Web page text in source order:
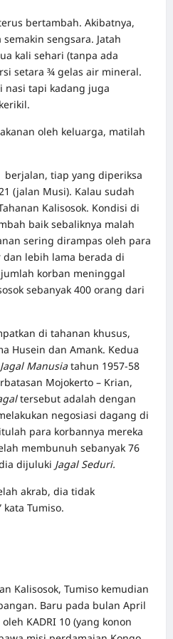
bertambah. Akibatnya,
sengsara. Jatah
kali sehari (tanpa ada
setara ¾ gelas air mineral.
nasi tapi kadang juga
oleh keluarga, matilah
berjalan, tiap yang diperiksa
(jalan Musi). Kalau sudah
Kalisosok. Kondisi di
baik sebaliknya malah
sering dirampas oleh para
lebih lama berada di
korban meninggal
sebanyak 400 orang dari
di tahanan khusus,
Husein dan Amank. Kedua
Jagal Manusia tahun 1957-58
Mojokerto – Krian,
tersebut adalah dengan
negosiasi dagang di
para korbannya mereka
membunuh sebanyak 76
dijuluki Jagal Seduri.
akrab, dia tidak
Tumiso.
Kalisosok, Tumiso kemudian
Baru pada bulan April
KADRI 10 (yang konon